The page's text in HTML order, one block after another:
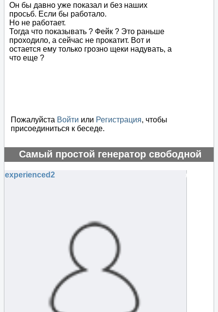
Он бы давно уже показал и без наших
просьб. Если бы работало.
Но не работает.
Тогда что показывать ? Фейк ? Это раньше
проходило, а сейчас не прокатит. Вот и
остается ему только грозно щеки надувать, а
что еще ?
Пожалуйста Войти или Регистрация, чтобы
присоединиться к беседе.
Самый простой генератор свободной
энергии
#75516
experienced2